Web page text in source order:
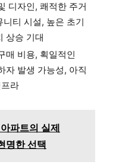
디자인, 쾌적한 주거
티 시설, 높은 초기
상승 기대
매 비용, 획일적인
자 발생 가능성, 아직
라
파트의 실제
명한 선택